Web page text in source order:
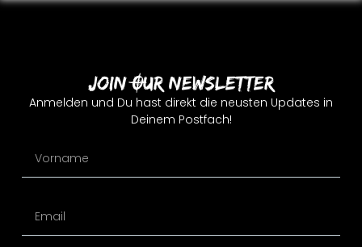
Join Our Newsletter
Anmelden und Du hast direkt die neusten Updates in
Deinem Postfach!